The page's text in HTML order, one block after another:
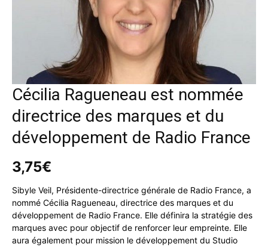
Cécilia Ragueneau est nommée
directrice des marques et du
développement de Radio France
3,75€
Sibyle Veil, Présidente-directrice générale de Radio France, a
nommé Cécilia Ragueneau, directrice des marques et du
développement de Radio France. Elle définira la stratégie des
marques avec pour objectif de renforcer leur empreinte. Elle
aura également pour mission le développement du Studio